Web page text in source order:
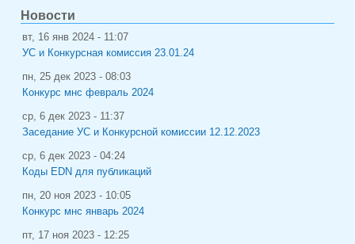
Новости
вт, 16 янв 2024 - 11:07
УС и Конкурсная комиссия 23.01.24
пн, 25 дек 2023 - 08:03
Конкурс мнс февраль 2024
ср, 6 дек 2023 - 11:37
Заседание УС и Конкурсной комиссии 12.12.2023
ср, 6 дек 2023 - 04:24
Коды EDN для публикаций
пн, 20 ноя 2023 - 10:05
Конкурс мнс январь 2024
пт, 17 ноя 2023 - 12:25